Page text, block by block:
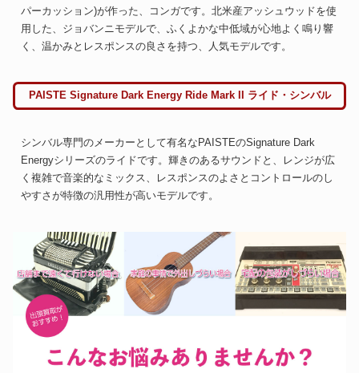
パーカッション)が作った、コンガです。北米産アッシュウッドを使
用した、ジョバンニモデルで、ふくよかな中低域が心地よく鳴り響
く、温かみとレスポンスの良さを持つ、人気モデルです。
PAISTE Signature Dark Energy Ride Mark II ライド・シンバル
シンバル専門のメーカーとして有名なPAISTEのSignature Dark
Energyシリーズのライドです。輝きのあるサウンドと、レンジが広
く複雑で音楽的なミックス、レスポンスのよさとコントロールのし
やすさが特徴の汎用性が高いモデルです。